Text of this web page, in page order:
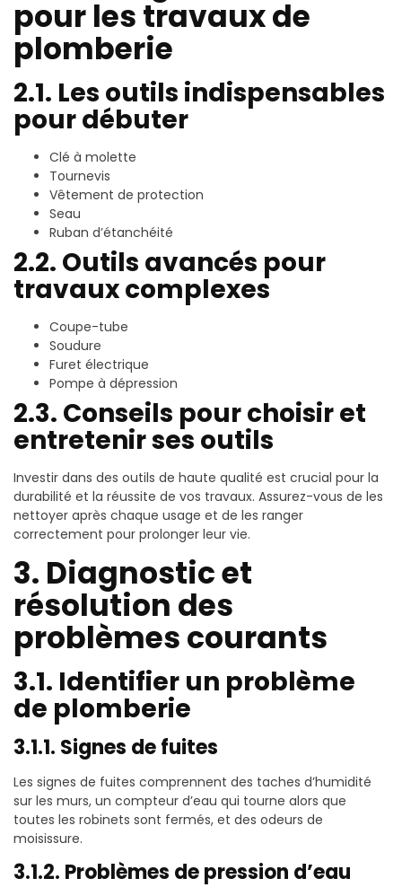
pour les travaux de
plomberie
2.1. Les outils indispensables
pour débuter
Clé à molette
Tournevis
Vêtement de protection
Seau
Ruban d’étanchéité
2.2. Outils avancés pour
travaux complexes
Coupe-tube
Soudure
Furet électrique
Pompe à dépression
2.3. Conseils pour choisir et
entretenir ses outils
Investir dans des outils de haute qualité est crucial pour la
durabilité et la réussite de vos travaux. Assurez-vous de les
nettoyer après chaque usage et de les ranger
correctement pour prolonger leur vie.
3. Diagnostic et
résolution des
problèmes courants
3.1. Identifier un problème
de plomberie
3.1.1. Signes de fuites
Les signes de fuites comprennent des taches d’humidité
sur les murs, un compteur d’eau qui tourne alors que
toutes les robinets sont fermés, et des odeurs de
moisissure.
3.1.2. Problèmes de pression d’eau